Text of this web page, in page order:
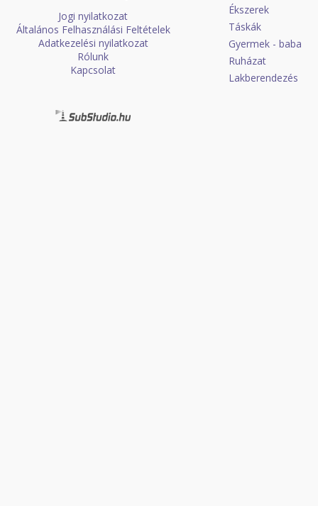
Jogi nyilatkozat
Általános Felhasználási Feltételek
Adatkezelési nyilatkozat
Rólunk
Kapcsolat
Ékszerek
Táskák
Gyermek - baba
Ruházat
Lakberendezés